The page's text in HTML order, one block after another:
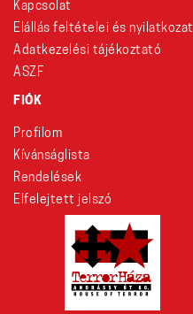
Kapcsolat
Elállás feltételei és nyilatkozat
Adatkezelési tájékoztató
ÁSZF
FIÓK
Profilom
Kívánságlista
Rendelések
Elfelejtett jelszó